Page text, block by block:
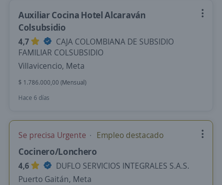
Auxiliar Cocina Hotel Alcaraván
Colsubsidio
4,7
CAJA COLOMBIANA DE SUBSIDIO
FAMILIAR COLSUBSIDIO
Villavicencio, Meta
$ 1.786.000,00 (Mensual)
Hace 6 días
Se precisa Urgente Empleo destacado
Cocinero/Lonchero
4,6
DUFLO SERVICIOS INTEGRALES S.A.S.
Puerto Gaitán, Meta